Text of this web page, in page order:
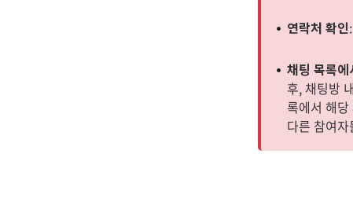
연락처 확인
채팅 목록
후, 채팅방
록에서 해
다른 참여